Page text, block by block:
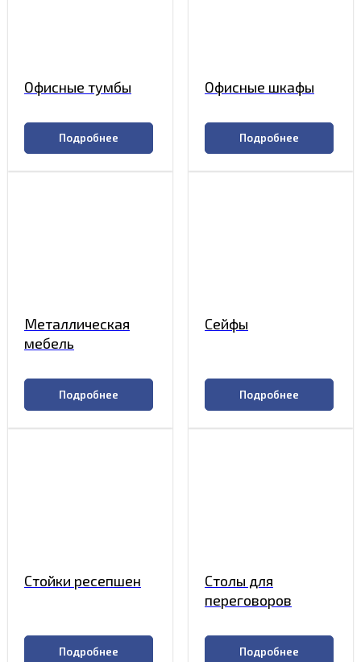
Офисные тумбы
Подробнее
Офисные шкафы
Подробнее
Металлическая
мебель
Подробнее
Сейфы
Подробнее
Стойки ресепшен
Подробнее
Столы для
переговоров
Подробнее